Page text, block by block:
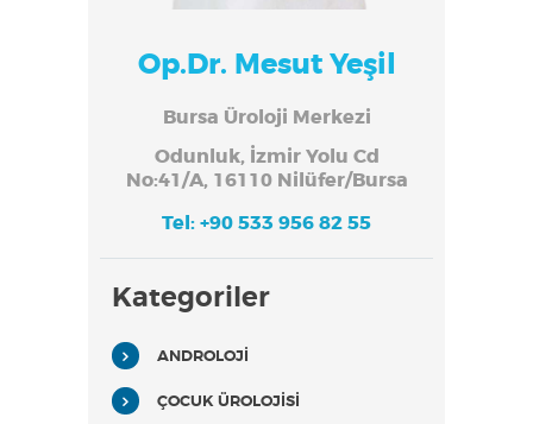
Op.Dr. Mesut Yeşil
Bursa Üroloji Merkezi
Odunluk, İzmir Yolu Cd
No:41/A, 16110 Nilüfer/Bursa
Tel: +90 533 956 82 55
Kategoriler
ANDROLOJİ
ÇOCUK ÜROLOJİSİ